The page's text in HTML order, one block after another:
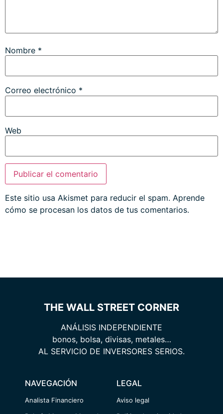
Nombre *
Correo electrónico *
Web
Este sitio usa Akismet para reducir el spam. Aprende
cómo se procesan los datos de tus comentarios.
THE WALL STREET CORNER
ANÁLISIS INDEPENDIENTE
bonos, bolsa, divisas, metales…
AL SERVICIO DE INVERSORES SERIOS.
NAVEGACIÓN
Analista Financiero
LEGAL
Aviso legal